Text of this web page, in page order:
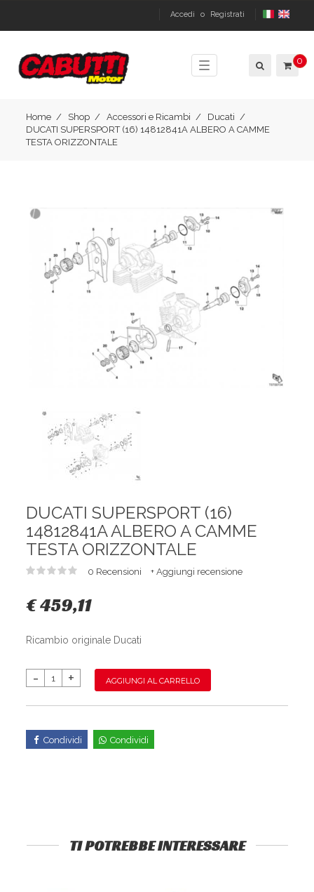
Accedi o Registrati
Toggle
navigation
0
Home Shop Accessori e Ricambi
Ducati
DUCATI SUPERSPORT (16) 14812841A ALBERO A CAMME
TESTA ORIZZONTALE
DUCATI SUPERSPORT (16)
14812841A ALBERO A CAMME
TESTA ORIZZONTALE
0 Recensioni + Aggiungi recensione
€ 459,11
Ricambio originale Ducati
AGGIUNGI AL CARRELLO
Condividi Condividi
TI POTREBBE INTERESSARE